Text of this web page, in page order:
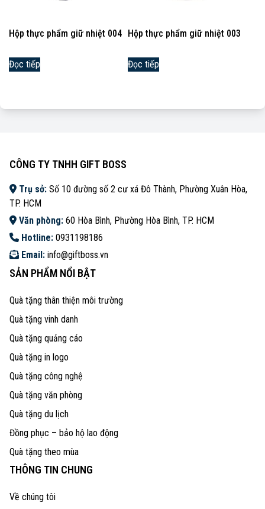
Hộp thực phẩm giữ nhiệt 004
Đọc tiếp
Hộp thực phẩm giữ nhiệt 003
Đọc tiếp
CÔNG TY TNHH GIFT BOSS
Trụ sở: Số 10 đường số 2 cư xá Đô Thành, Phường Xuân Hòa,
TP. HCM
Văn phòng: 60 Hòa Bình, Phường Hòa Bình, TP. HCM
Hotline: 0931198186
Email: info@giftboss.vn
SẢN PHẨM NỔI BẬT
Quà tặng thân thiện môi trường
Quà tặng vinh danh
Quà tặng quảng cáo
Quà tặng in logo
Quà tặng công nghệ
Quà tặng văn phòng
Quà tặng du lịch
Đồng phục – bảo hộ lao động
Quà tặng theo mùa
THÔNG TIN CHUNG
Về chúng tôi